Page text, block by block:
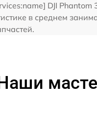
DJI Phantom
в среднем